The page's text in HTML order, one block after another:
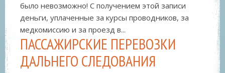
было невозможно! С получением этой записи
деньги, уплаченные за курсы проводников, за
медкомиссию и за проезд в...
ПАССАЖИРСКИЕ ПЕРЕВОЗКИ
ДАЛЬНЕГО СЛЕДОВАНИЯ